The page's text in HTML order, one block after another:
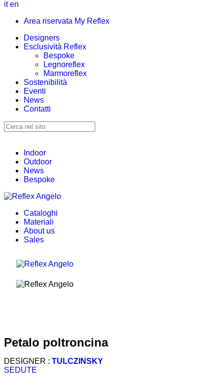
it en
Area riservata My Reflex
Designers
Esclusività Reflex
Bespoke
Legnoreflex
Marmoreflex
Sostenibilità
Eventi
News
Contatti
Indoor
Outdoor
News
Bespoke
Cataloghi
Materiali
About us
Sales
petalo poltroncina
DESIGNER : TULCZINSKY
SEDUTE